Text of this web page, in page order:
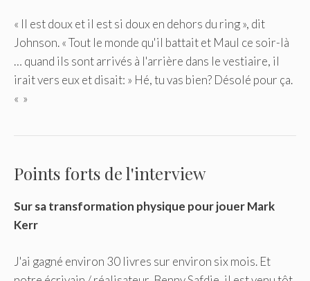
« Il est doux et il est si doux en dehors du ring », dit
Johnson. « Tout le monde qu'il battait et Maul ce soir-là
… quand ils sont arrivés à l'arrière dans le vestiaire, il
irait vers eux et disait: » Hé, tu vas bien? Désolé pour ça.
« »
Points forts de l'interview
Sur sa transformation physique pour jouer Mark
Kerr
J'ai gagné environ 30 livres sur environ six mois. Et